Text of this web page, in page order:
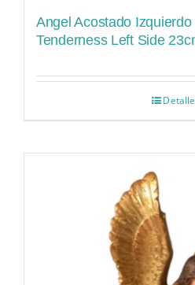
Angel Acostado
Tenderness Left Side